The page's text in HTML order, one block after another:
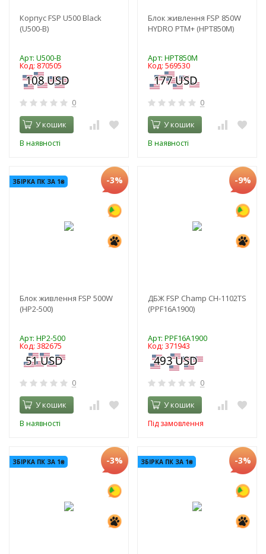
Корпус FSP U500 Black
(U500-B)
Арт: U500-B
Код: 870505
0
У кошик
В наявності
Блок живлення FSP 850W
HYDRO PTM+ (HPT850M)
Арт: HPT850M
Код: 569530
0
У кошик
В наявності
ЗБІРКА ПК ЗА 1₴ -3%
Блок живлення FSP 500W
(HP2-500)
Арт: HP2-500
Код: 382675
0
У кошик
В наявності
-9%
ДБЖ FSP Champ CH-1102TS
(PPF16A1900)
Арт: PPF16A1900
Код: 371943
0
У кошик
Під замовлення
ЗБІРКА ПК ЗА 1₴ -3% ЗБІРКА ПК ЗА 1₴ -3%